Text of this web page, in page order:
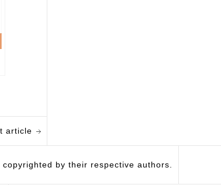
article
by their respective authors.